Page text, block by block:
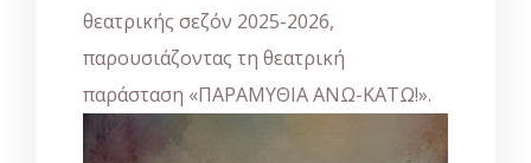
θεατρικής σεζόν 2025-2026,
παρουσιάζοντας τη θεατρική
παράσταση «ΠΑΡΑΜΥΘΙΑ ΑΝΩ-ΚΑΤΩ!».